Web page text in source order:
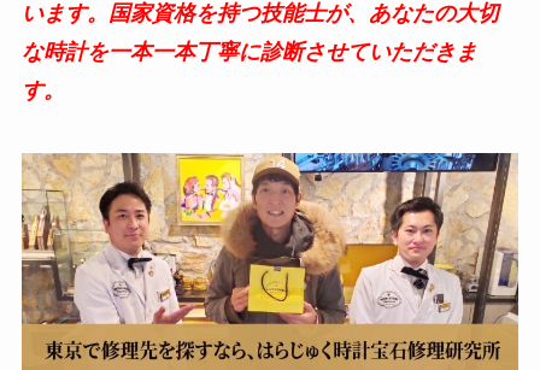
います。国家資格を持つ技能士が、あなたの大切
な時計を一本一本丁寧に診断させていただきま
す。